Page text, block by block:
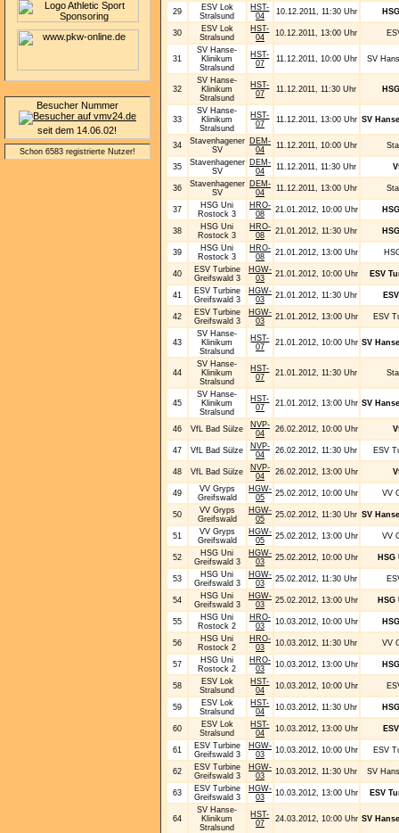
Besucher Nummer
seit dem 14.06.02!
Schon 6583 registrierte Nutzer!
29
ESV Lok
Stralsund
HST-
04
10.12.2011, 11:30 Uhr
30
ESV Lok
Stralsund
HST-
04
10.12.2011, 13:00 Uhr
31
SV Hanse-
Klinikum
Stralsund
HST-
07
11.12.2011, 10:00 Uhr SV
32
SV Hanse-
Klinikum
Stralsund
HST-
07
11.12.2011, 11:30 Uhr
33
SV Hanse-
Klinikum
Stralsund
HST-
07
11.12.2011, 13:00 Uhr SV
34
Stavenhagener
SV
DEM-
04
11.12.2011, 10:00 Uhr
35
Stavenhagener
SV
DEM-
04
11.12.2011, 11:30 Uhr
36
Stavenhagener
SV
DEM-
04
11.12.2011, 13:00 Uhr
37
HSG Uni
Rostock 3
HRO-
08
21.01.2012, 10:00 Uhr
38
HSG Uni
Rostock 3
HRO-
08
21.01.2012, 11:30 Uhr
39
HSG Uni
Rostock 3
HRO-
08
21.01.2012, 13:00 Uhr
40
ESV Turbine
Greifswald 3
HGW-
03
21.01.2012, 10:00 Uhr ESV
41
ESV Turbine
Greifswald 3
HGW-
03
21.01.2012, 11:30 Uhr
42
ESV Turbine
Greifswald 3
HGW-
03
21.01.2012, 13:00 Uhr ESV
43
SV Hanse-
Klinikum
Stralsund
HST-
07
21.01.2012, 10:00 Uhr SV
44
SV Hanse-
Klinikum
Stralsund
HST-
07
21.01.2012, 11:30 Uhr
45
SV Hanse-
Klinikum
Stralsund
HST-
07
21.01.2012, 13:00 Uhr SV
46 VfL Bad Sülze
NVP-
04
26.02.2012, 10:00 Uhr
47 VfL Bad Sülze
NVP-
04
26.02.2012, 11:30 Uhr ESV
48 VfL Bad Sülze
NVP-
04
26.02.2012, 13:00 Uhr
49
VV Gryps
Greifswald
HGW-
05
25.02.2012, 10:00 Uhr VV
50
VV Gryps
Greifswald
HGW-
05
25.02.2012, 11:30 Uhr SV
51
VV Gryps
Greifswald
HGW-
05
25.02.2012, 13:00 Uhr VV
52
HSG Uni
Greifswald 3
HGW-
03
25.02.2012, 10:00 Uhr
53
HSG Uni
Greifswald 3
HGW-
03
25.02.2012, 11:30 Uhr
54
HSG Uni
Greifswald 3
HGW-
03
25.02.2012, 13:00 Uhr
55
HSG Uni
Rostock 2
HRO-
03
10.03.2012, 10:00 Uhr
56
HSG Uni
Rostock 2
HRO-
03
10.03.2012, 11:30 Uhr VV
57
HSG Uni
Rostock 2
HRO-
03
10.03.2012, 13:00 Uhr
58
ESV Lok
Stralsund
HST-
04
10.03.2012, 10:00 Uhr
59
ESV Lok
Stralsund
HST-
04
10.03.2012, 11:30 Uhr
60
ESV Lok
Stralsund
HST-
04
10.03.2012, 13:00 Uhr
61
ESV Turbine
Greifswald 3
HGW-
03
10.03.2012, 10:00 Uhr ESV
62
ESV Turbine
Greifswald 3
HGW-
03
10.03.2012, 11:30 Uhr SV
63
ESV Turbine
Greifswald 3
HGW-
03
10.03.2012, 13:00 Uhr ESV
64
SV Hanse-
Klinikum
Stralsund
HST-
07
24.03.2012, 10:00 Uhr SV